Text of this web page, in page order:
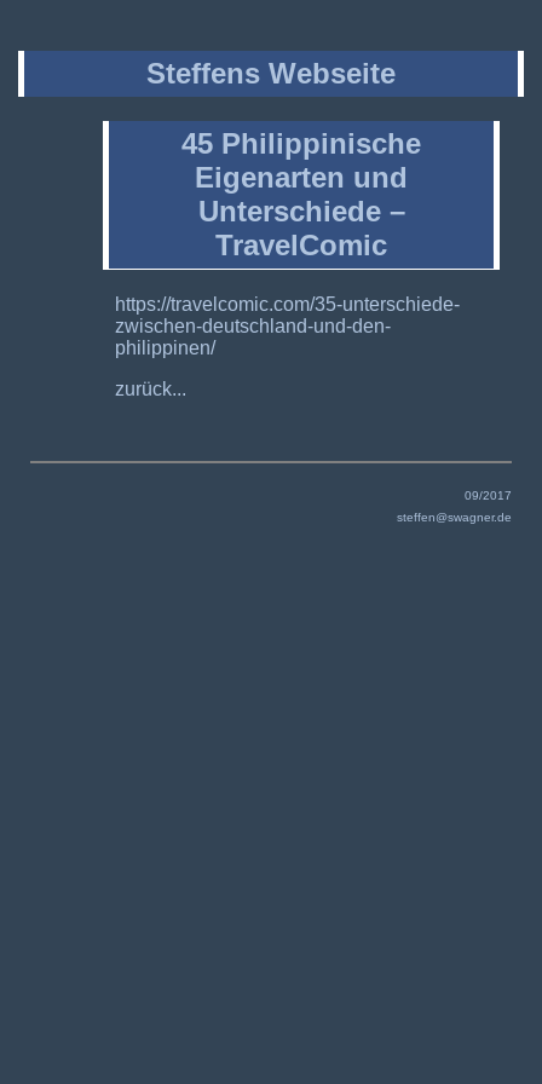
Steffens Webseite
45 Philippinische
Eigenarten und
Unterschiede –
TravelComic
https://travelcomic.com/35-unterschiede-
zwischen-deutschland-und-den-
philippinen/
zurück...
09/2017
steffen@swagner.de